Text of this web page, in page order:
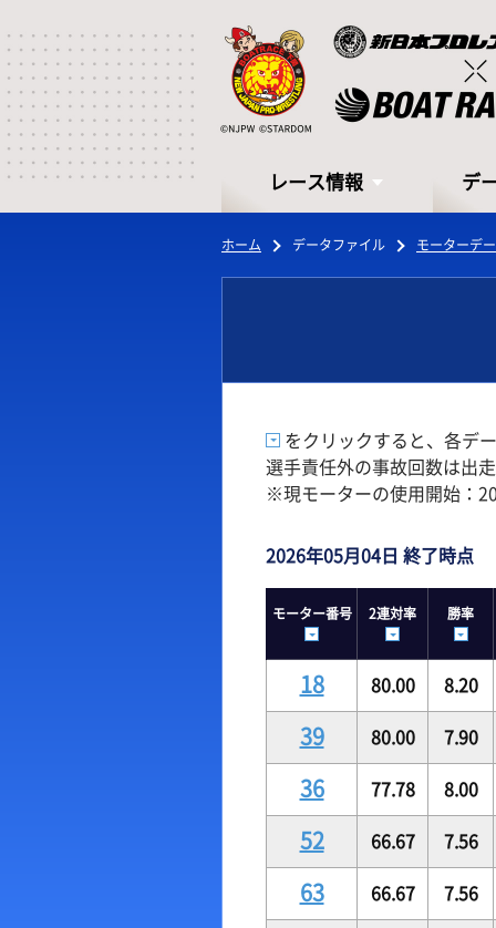
レース情報
レース情報
シリーズインデックス
レース一覧
レース結果一覧
デ
デ
モー
水面
潮見
ホーム データファイル モーターデ
をクリックすると、各デ
選手責任外の事故回数は出
※現モーターの使用開始：
2026年05月04日 終了時点
モーター番号 2連対率 勝率
18 80.00 8.20
39 80.00 7.90
36 77.78 8.00
52 66.67 7.56
63 66.67 7.56